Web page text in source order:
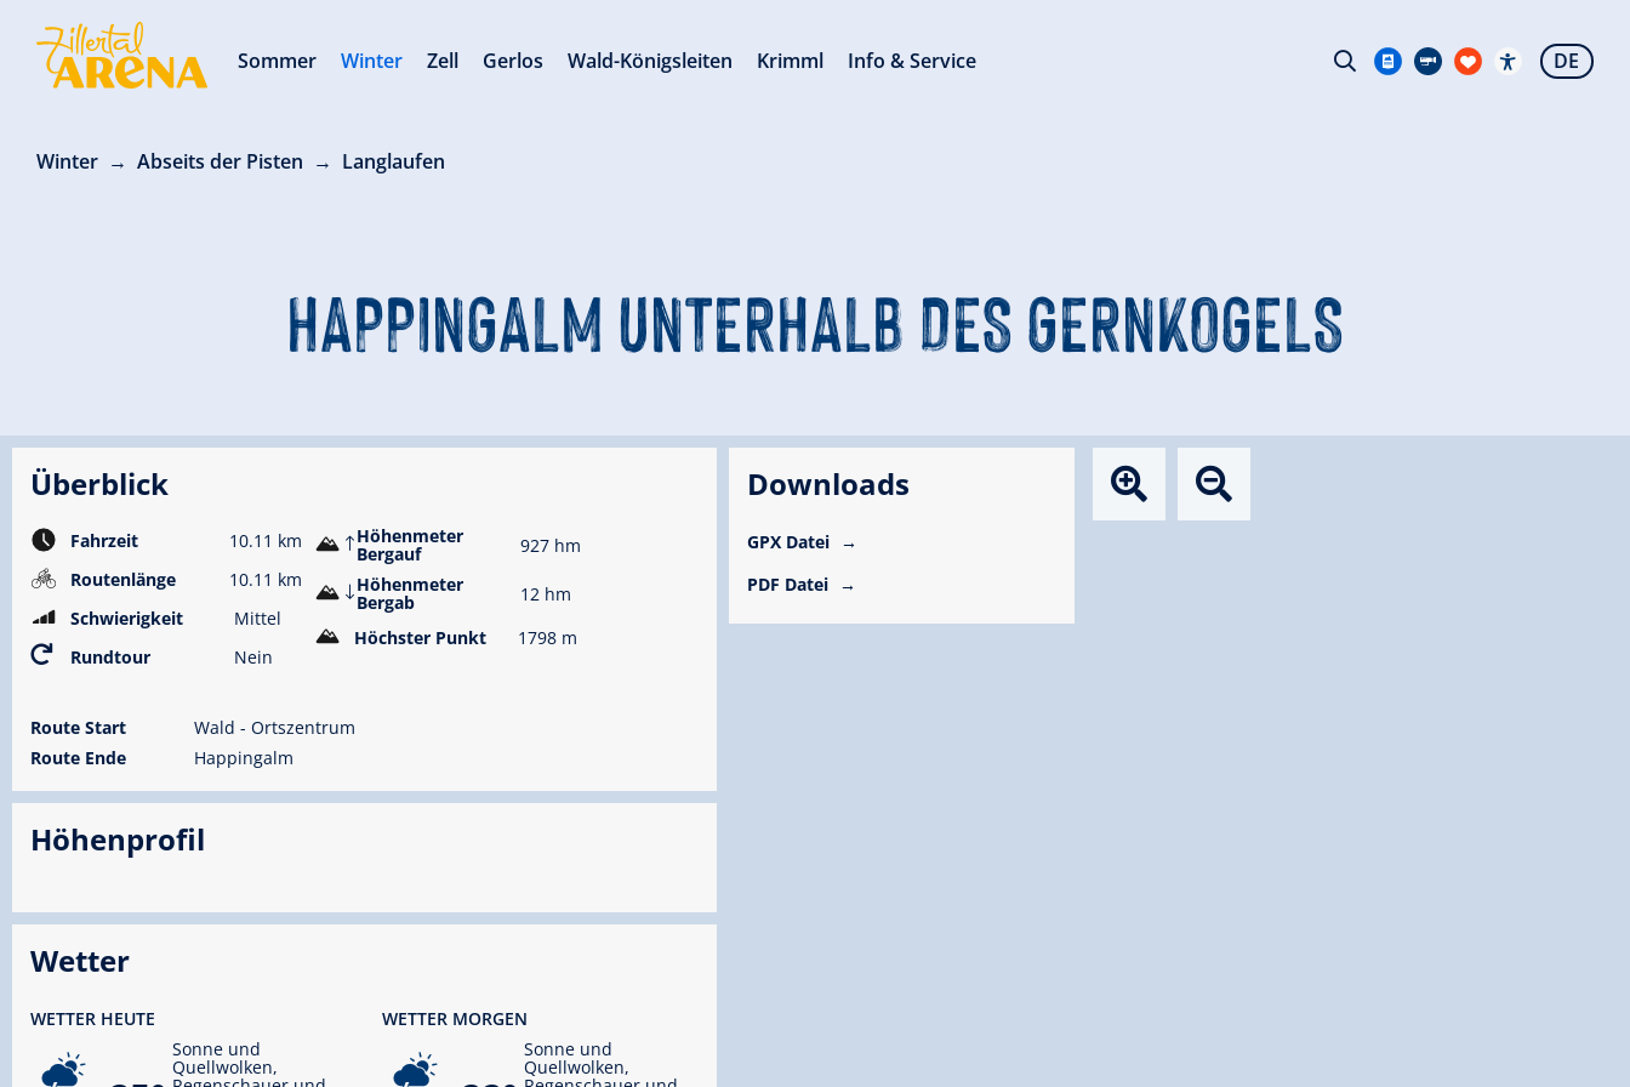
Winter Abseits der Pisten Langlaufen
HAPPINGALM UNTERHALB DES GERNKOGELS
Überblick
Fahrzeit
10.11 km
Routenlänge
10.11 km
Schwierigkeit
Mittel
Rundtour
Nein
Höhenmeter
Bergauf
927 hm
Höhenmeter
Bergab
12 hm
Höchster Punkt
1798 m
Route Start
Wald - Ortszentrum
Route Ende
Happingalm
Höhenprofil
Wetter
WETTER HEUTE
Sonne und
Quellwolken,
WETTER MORGEN
Sonne und
Quellwolken,
Downloads
GPX Datei
PDF Datei
Sommer Winter Zell Gerlos Wald-Königsleiten Krimml Info & Service DE